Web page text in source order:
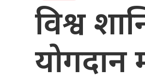
विश्व
योगदान